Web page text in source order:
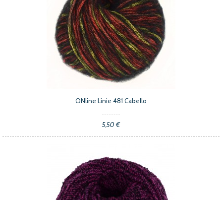
ONline Linie 481 Cabello
5,50 €